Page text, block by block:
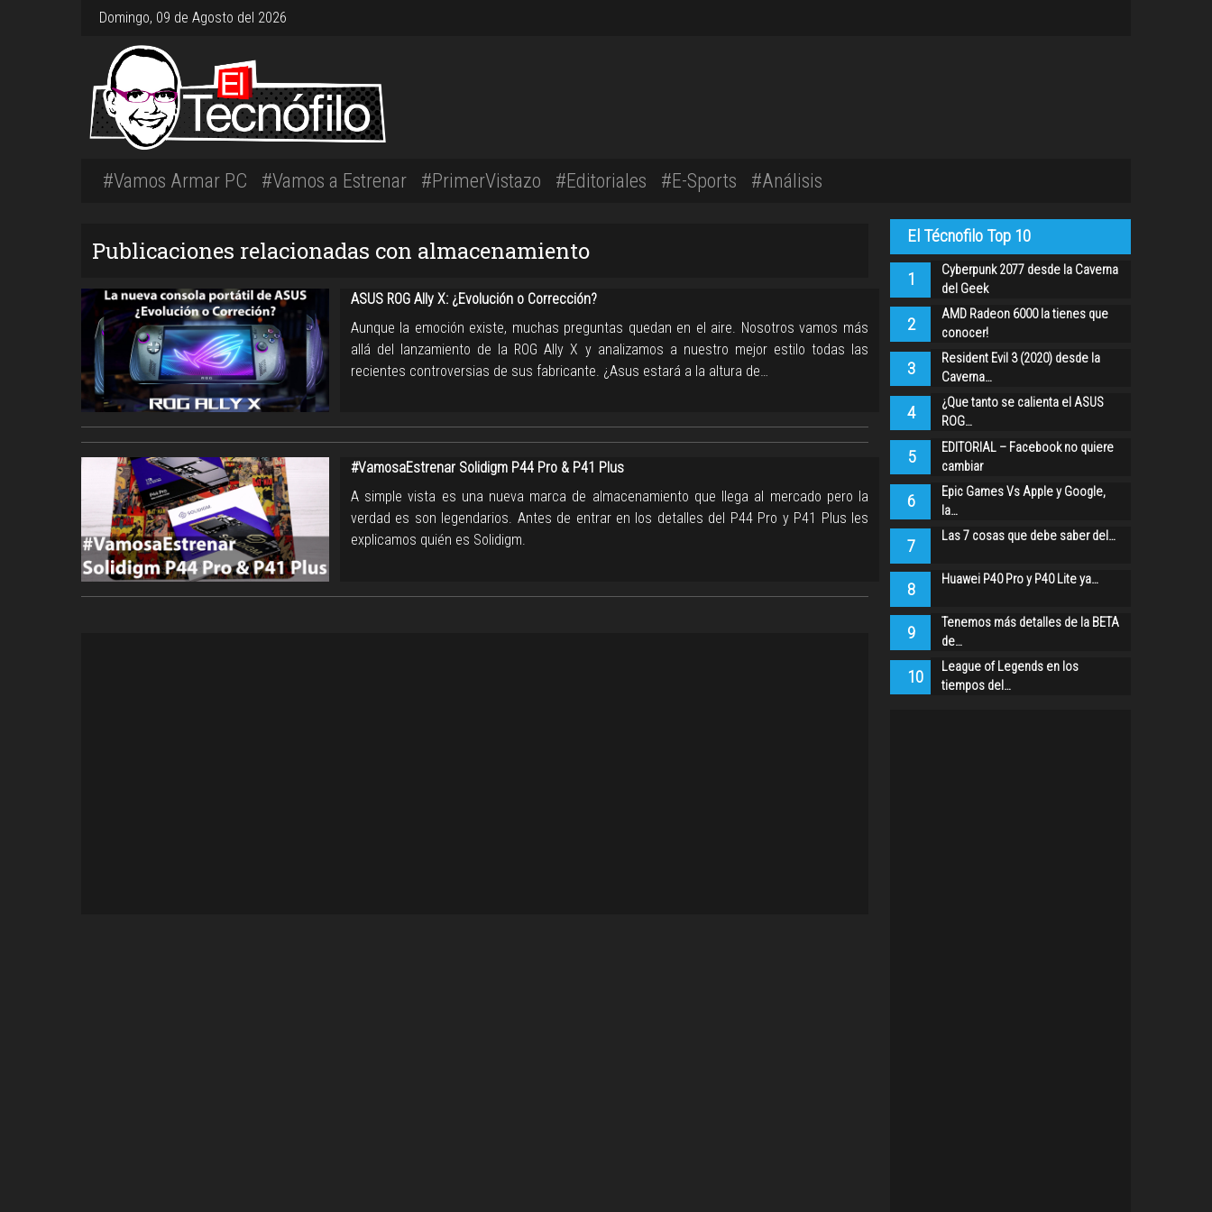
Domingo, 09 de Agosto del 2026
#Vamos Armar PC #Vamos a Estrenar #PrimerVistazo #Editoriales #E-Sports #Análisis
Publicaciones relacionadas con almacenamiento
ASUS ROG Ally X: ¿Evolución o Corrección?
Aunque la emoción existe, muchas preguntas quedan en el aire. Nosotros vamos más
allá del lanzamiento de la ROG Ally X y analizamos a nuestro mejor estilo todas las
recientes controversias de sus fabricante. ¿Asus estará a la altura de…
#VamosaEstrenar Solidigm P44 Pro & P41 Plus
A simple vista es una nueva marca de almacenamiento que llega al mercado pero la
verdad es son legendarios. Antes de entrar en los detalles del P44 Pro y P41 Plus les
explicamos quién es Solidigm.
El Técnofilo Top 10
1
Cyberpunk 2077 desde la Caverna
del Geek
2
AMD Radeon 6000 la tienes que
conocer!
3
Resident Evil 3 (2020) desde la
Caverna…
4
¿Que tanto se calienta el ASUS
ROG…
5
EDITORIAL – Facebook no quiere
cambiar
6
Epic Games Vs Apple y Google,
la…
7 Las 7 cosas que debe saber del…
8 Huawei P40 Pro y P40 Lite ya…
9
Tenemos más detalles de la BETA
de…
10
League of Legends en los
tiempos del…